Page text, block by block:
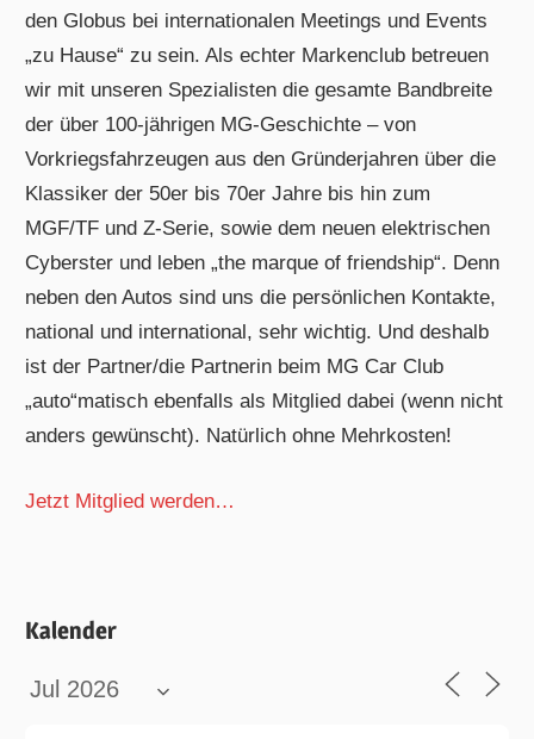
den Globus bei internationalen Meetings und Events
„zu Hause“ zu sein. Als echter Markenclub betreuen
wir mit unseren Spezialisten die gesamte Bandbreite
der über 100-jährigen MG-Geschichte – von
Vorkriegsfahrzeugen aus den Gründerjahren über die
Klassiker der 50er bis 70er Jahre bis hin zum
MGF/TF und Z-Serie, sowie dem neuen elektrischen
Cyberster und leben „the marque of friendship“. Denn
neben den Autos sind uns die persönlichen Kontakte,
national und international, sehr wichtig. Und deshalb
ist der Partner/die Partnerin beim MG Car Club
„auto“matisch ebenfalls als Mitglied dabei (wenn nicht
anders gewünscht). Natürlich ohne Mehrkosten!
Jetzt Mitglied werden…
Kalender